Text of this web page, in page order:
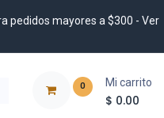
pedidos mayores a $300 - Ver
0 Mi carrito
$ 0.00